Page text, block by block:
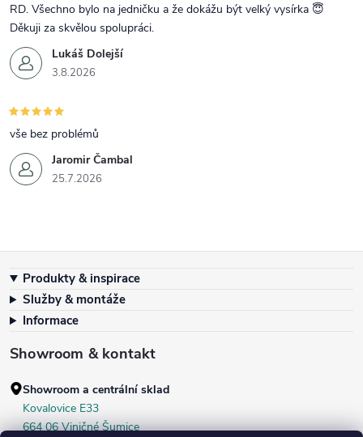
Lukáš Dolejší
3.8.2026
RD. Všechno bylo na jedničku a že dokážu být velký vysírka 😇
Děkuji za skvělou spolupráci.
Jaromir Čambal
25.7.2026
vše bez problémů
Produkty & inspirace
Služby & montáže
Informace
Showroom & kontakt
Showroom a centrální sklad
Kovalovice E33
664 06 Viničné Šumice